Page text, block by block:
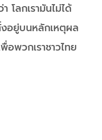
โลกเรามันไม่ได้
งอยู่บนหลักเหตุผล
อพวกเราชาวไทย